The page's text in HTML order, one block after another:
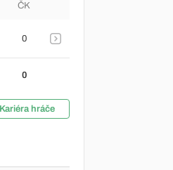
ČK
0
0
Kariéra hráče